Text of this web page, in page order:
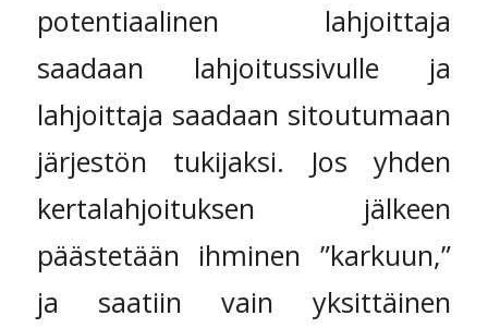
potentiaalinen lahjoittaja
saadaan lahjoitussivulle ja
lahjoittaja saadaan sitoutumaan
järjestön tukijaksi. Jos yhden
kertalahjoituksen jälkeen
päästetään ihminen ”karkuun,”
ja saatiin vain yksittäinen